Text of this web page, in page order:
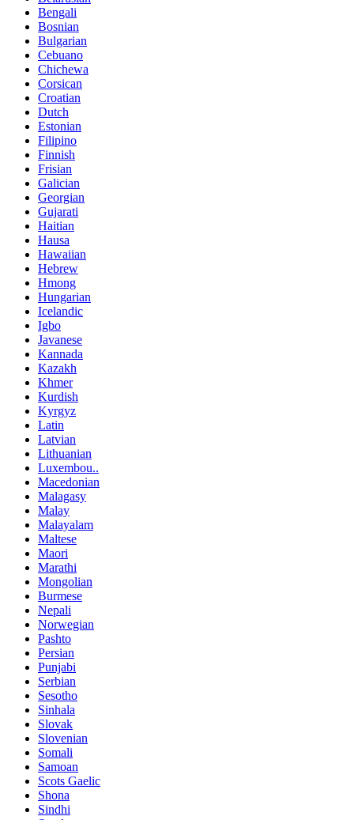
Bengali
Bosnian
Bulgarian
Cebuano
Chichewa
Corsican
Croatian
Dutch
Estonian
Filipino
Finnish
Frisian
Galician
Georgian
Gujarati
Haitian
Hausa
Hawaiian
Hebrew
Hmong
Hungarian
Icelandic
Igbo
Javanese
Kannada
Kazakh
Khmer
Kurdish
Kyrgyz
Latin
Latvian
Lithuanian
Luxembou..
Macedonian
Malagasy
Malay
Malayalam
Maltese
Maori
Marathi
Mongolian
Burmese
Nepali
Norwegian
Pashto
Persian
Punjabi
Serbian
Sesotho
Sinhala
Slovak
Slovenian
Somali
Samoan
Scots Gaelic
Shona
Sindhi